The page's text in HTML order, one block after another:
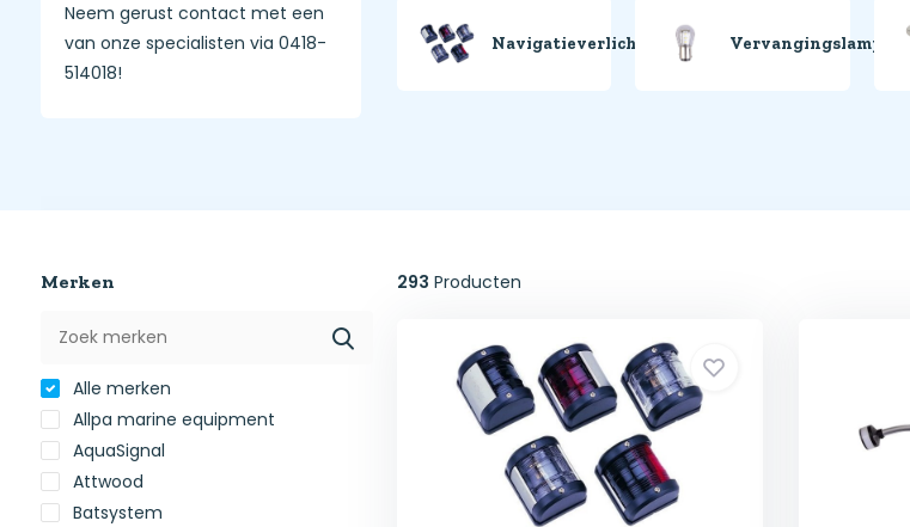
Neem gerust contact met een
van onze specialisten via 0418-
514018!
Navigatieverlichting Vervangingslampen
Merken
Alle merken
Allpa marine equipment
AquaSignal
Attwood
Batsystem
293 Producten